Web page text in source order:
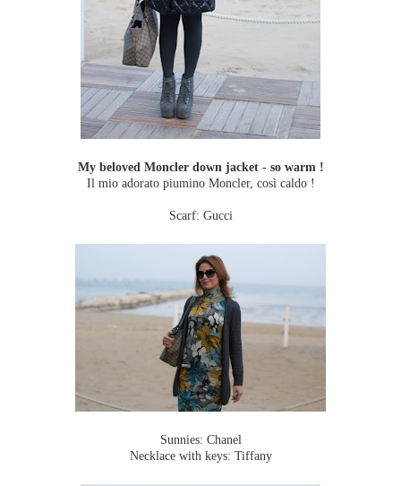
My beloved Moncler down jacket - so warm !
Il mio adorato piumino Moncler, così caldo !
Scarf: Gucci
Sunnies: Chanel
Necklace with keys: Tiffany